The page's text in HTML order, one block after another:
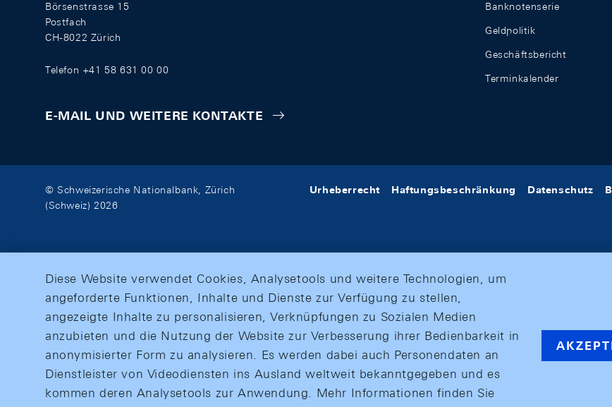
Börsenstrasse 15
Postfach
CH-8022 Zürich
Telefon +41 58 631 00 00
E-MAIL UND WEITERE KONTAKTE
Banknotenserie
Geldpolitik
Geschäftsbericht
Terminkalender
© Schweizerische Nationalbank, Zürich
(Schweiz) 2026
Urheberrecht Haftungsbeschränkung Datenschutz
Diese Website verwendet Cookies, Analysetools und weitere Technologien, um
angeforderte Funktionen, Inhalte und Dienste zur Verfügung zu stellen,
angezeigte Inhalte zu personalisieren, Verknüpfungen zu Sozialen Medien
anzubieten und die Nutzung der Website zur Verbesserung ihrer Bedienbarkeit in
anonymisierter Form zu analysieren. Es werden dabei auch Personendaten an
Dienstleister von Videodiensten ins Ausland weltweit bekanntgegeben und es
kommen deren Analysetools zur Anwendung. Mehr Informationen finden Sie